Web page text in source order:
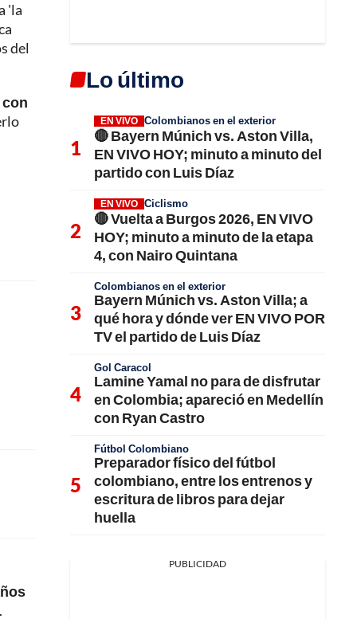
'la
del
con
Lo último
EN VIVO Colombianos en el exterior
🔴 Bayern Múnich vs. Aston Villa,
EN VIVO HOY; minuto a minuto del
partido con Luis Díaz
EN VIVO Ciclismo
🔴 Vuelta a Burgos 2026, EN VIVO
HOY; minuto a minuto de la etapa
4, con Nairo Quintana
Colombianos en el exterior
Bayern Múnich vs. Aston Villa; a
qué hora y dónde ver EN VIVO POR
TV el partido de Luis Díaz
Gol Caracol
Lamine Yamal no para de disfrutar
en Colombia; apareció en Medellín
con Ryan Castro
Fútbol Colombiano
Preparador físico del fútbol
colombiano, entre los entrenos y
escritura de libros para dejar
huella
PUBLICIDAD